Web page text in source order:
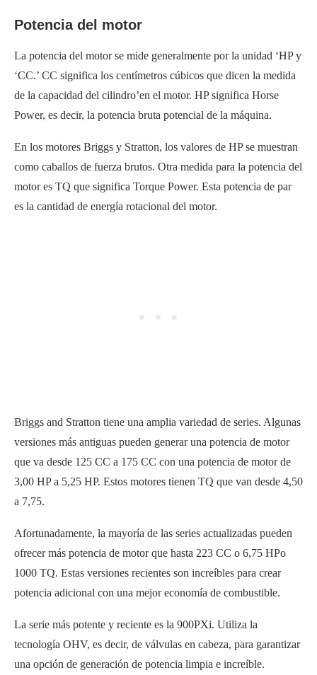
Potencia del motor
La potencia del motor se mide generalmente por la unidad ‘HP y
‘CC.’ CC significa los centímetros cúbicos que dicen la medida
de la capacidad del cilindro’en el motor. HP significa Horse
Power, es decir, la potencia bruta potencial de la máquina.
En los motores Briggs y Stratton, los valores de HP se muestran
como caballos de fuerza brutos. Otra medida para la potencia del
motor es TQ que significa Torque Power. Esta potencia de par
es la cantidad de energía rotacional del motor.
Briggs and Stratton tiene una amplia variedad de series. Algunas
versiones más antiguas pueden generar una potencia de motor
que va desde 125 CC a 175 CC con una potencia de motor de
3,00 HP a 5,25 HP. Estos motores tienen TQ que van desde 4,50
a 7,75.
Afortunadamente, la mayoría de las series actualizadas pueden
ofrecer más potencia de motor que hasta 223 CC o 6,75 HPo
1000 TQ. Estas versiones recientes son increíbles para crear
potencia adicional con una mejor economía de combustible.
La serie más potente y reciente es la 900PXi. Utiliza la
tecnología OHV, es decir, de válvulas en cabeza, para garantizar
una opción de generación de potencia limpia e increíble.